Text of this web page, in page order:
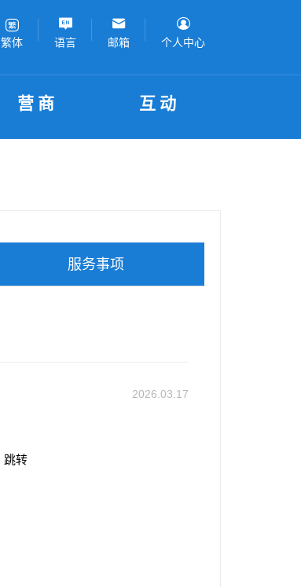
繁体 语言 邮箱 个人中心
营商 互动
服务事项
2026.03.17
跳转